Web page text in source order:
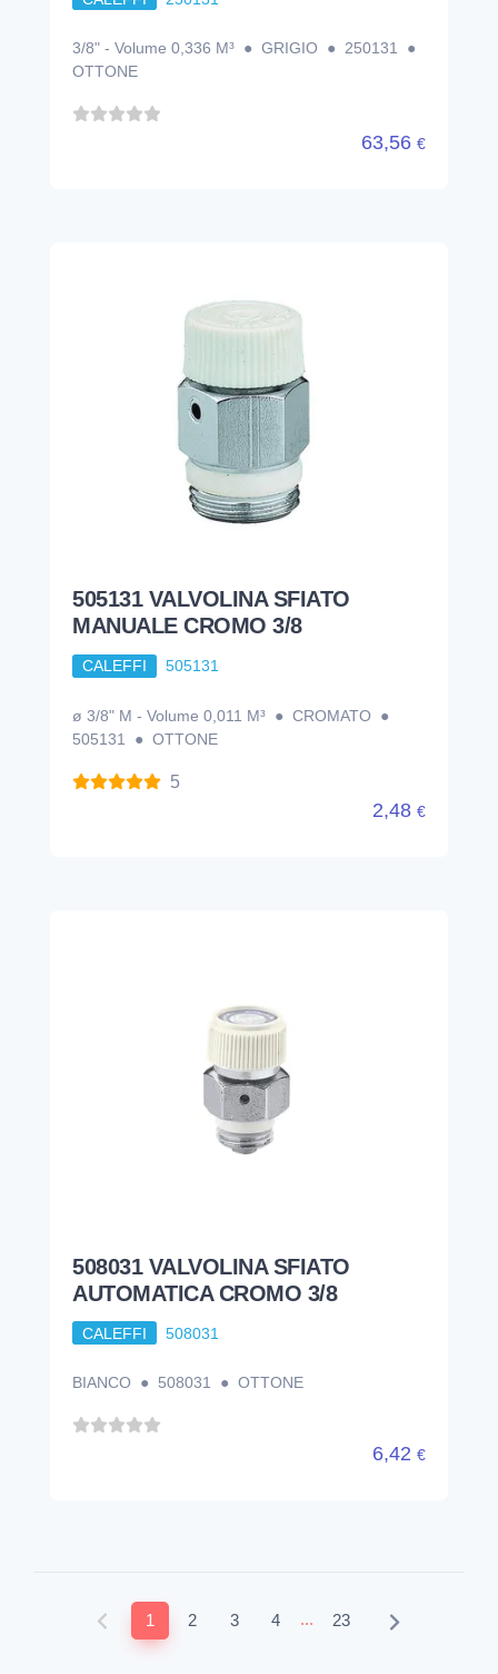
3/8" - Volume 0,336 M³ ● GRIGIO ● 250131 ●
OTTONE
63,56 €
505131 VALVOLINA SFIATO
MANUALE CROMO 3/8
CALEFFI 505131
ø 3/8" M - Volume 0,011 M³ ● CROMATO ●
505131 ● OTTONE
5
2,48 €
508031 VALVOLINA SFIATO
AUTOMATICA CROMO 3/8
CALEFFI 508031
BIANCO ● 508031 ● OTTONE
6,42 €
1 2 3 4 ... 23